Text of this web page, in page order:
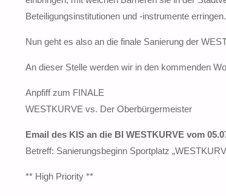
Beteiligungsinstitutionen und -instrumente erringen.
Nun geht es also an die finale Sanierung der
An dieser Stelle werden wir in den kommenden
Anpfiff zum FINALE
WESTKURVE vs. Der Oberbürgermeister
Email des KIS an die BI WESTKURVE vom
Betreff: Sanierungsbeginn Sportplatz
** High Priority **